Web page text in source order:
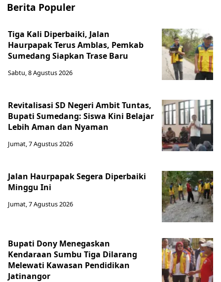
Berita Populer
Tiga Kali Diperbaiki, Jalan
Haurpapak Terus Amblas, Pemkab
Sumedang Siapkan Trase Baru
Sabtu, 8 Agustus 2026
Revitalisasi SD Negeri Ambit Tuntas,
Bupati Sumedang: Siswa Kini Belajar
Lebih Aman dan Nyaman
Jumat, 7 Agustus 2026
Jalan Haurpapak Segera Diperbaiki
Minggu Ini
Jumat, 7 Agustus 2026
Bupati Dony Menegaskan
Kendaraan Sumbu Tiga Dilarang
Melewati Kawasan Pendidikan
Jatinangor